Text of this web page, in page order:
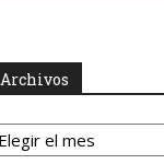
Archivos